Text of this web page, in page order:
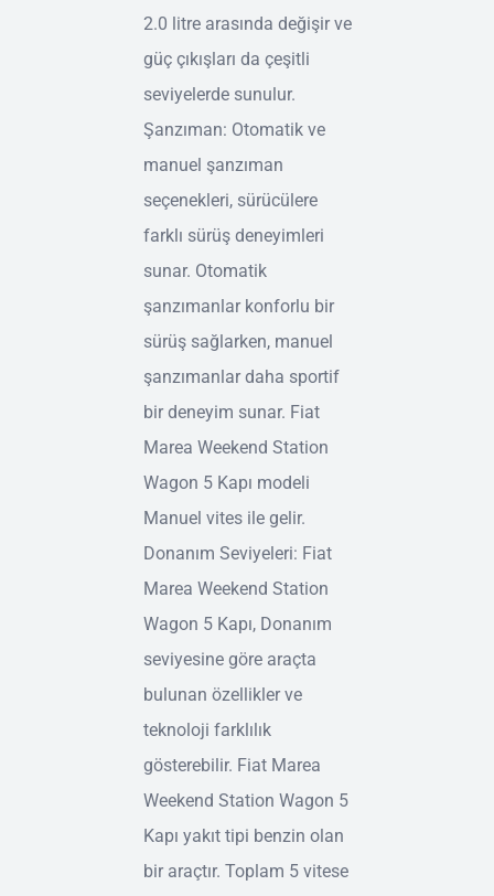
2.0 litre arasında değişir ve
güç çıkışları da çeşitli
seviyelerde sunulur.
Şanzıman: Otomatik ve
manuel şanzıman
seçenekleri, sürücülere
farklı sürüş deneyimleri
sunar. Otomatik
şanzımanlar konforlu bir
sürüş sağlarken, manuel
şanzımanlar daha sportif
bir deneyim sunar. Fiat
Marea Weekend Station
Wagon 5 Kapı modeli
Manuel vites ile gelir.
Donanım Seviyeleri: Fiat
Marea Weekend Station
Wagon 5 Kapı, Donanım
seviyesine göre araçta
bulunan özellikler ve
teknoloji farklılık
gösterebilir. Fiat Marea
Weekend Station Wagon 5
Kapı yakıt tipi benzin olan
bir araçtır. Toplam 5 vitese